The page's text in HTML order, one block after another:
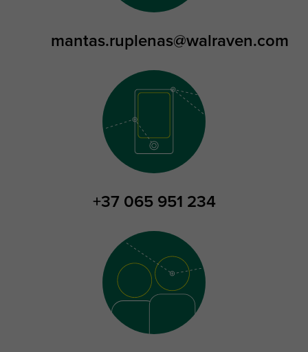
mantas.ruplenas@walraven.com
+37 065 951 234